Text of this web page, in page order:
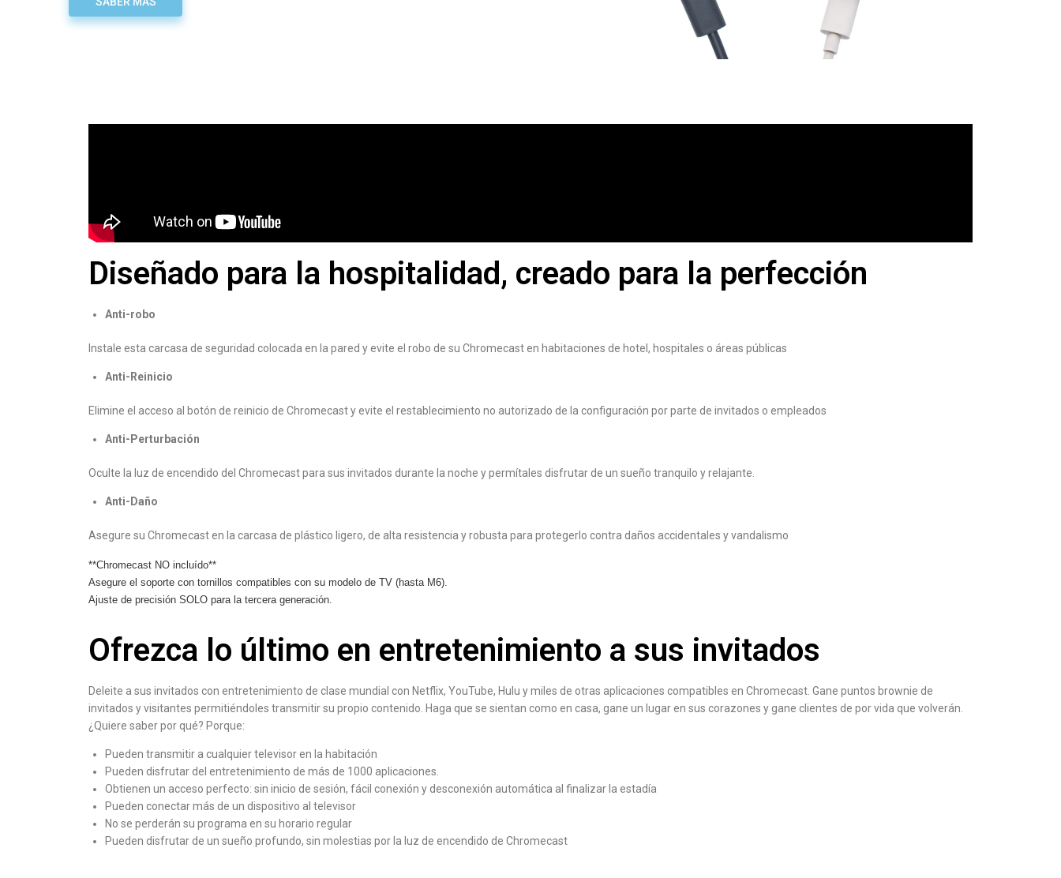
Diseñado para la hospitalidad, creado para la perfección
Anti-robo
Instale esta carcasa de seguridad colocada en la pared y evite el robo de su Chromecast en habitaciones de hotel, hospitales o áreas públicas
Anti-Reinicio
Elimine el acceso al botón de reinicio de Chromecast y evite el restablecimiento no autorizado de la configuración por parte de invitados o empleados
Anti-Perturbación
Oculte la luz de encendido del Chromecast para sus invitados durante la noche y permítales disfrutar de un sueño tranquilo y relajante.
Anti-Daño
Asegure su Chromecast en la carcasa de plástico ligero, de alta resistencia y robusta para protegerlo contra daños accidentales y vandalismo
**Chromecast NO incluído**
Asegure el soporte con tornillos compatibles con su modelo de TV (hasta M6).
Ajuste de precisión SOLO para la tercera generación.
Ofrezca lo último en entretenimiento a sus invitados
Deleite a sus invitados con entretenimiento de clase mundial con Netflix, YouTube, Hulu y miles de otras aplicaciones compatibles en Chromecast. Gane puntos brownie de
invitados y visitantes permitiéndoles transmitir su propio contenido. Haga que se sientan como en casa, gane un lugar en sus corazones y gane clientes de por vida que volverán.
¿Quiere saber por qué? Porque:
Pueden transmitir a cualquier televisor en la habitación
Pueden disfrutar del entretenimiento de más de 1000 aplicaciones.
Obtienen un acceso perfecto: sin inicio de sesión, fácil conexión y desconexión automática al finalizar la estadía
Pueden conectar más de un dispositivo al televisor
No se perderán su programa en su horario regular
Pueden disfrutar de un sueño profundo, sin molestias por la luz de encendido de Chromecast